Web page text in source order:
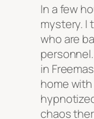
In a few
mystery. I
who are
in
home
chaos